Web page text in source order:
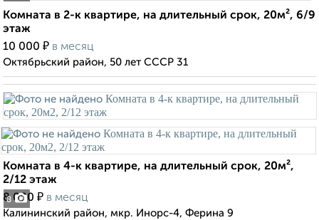
Комната в 2-к квартире, на длительный срок, 20м², 6/9
этаж
10 000 ₽ в месяц
Октябрьский район, 50 лет СССР 31
8
Комната в 4-к квартире, на длительный срок, 20м²,
2/12 этаж
8 000 ₽ в месяц
Калининский район, мкр. Инорс-4, Ферина 9